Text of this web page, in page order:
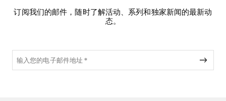
订阅我们的邮件，随时了解活动、系列和独家新闻的最新动
态。